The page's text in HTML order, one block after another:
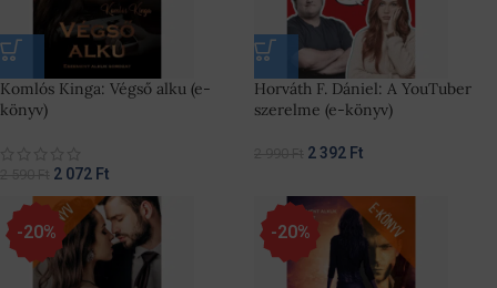
Komlós Kinga: Végső alku (e-
könyv)
2 072 Ft
Horváth F. Dániel: A YouTuber
szerelme (e-könyv)
2 392 Ft
-20% -20%